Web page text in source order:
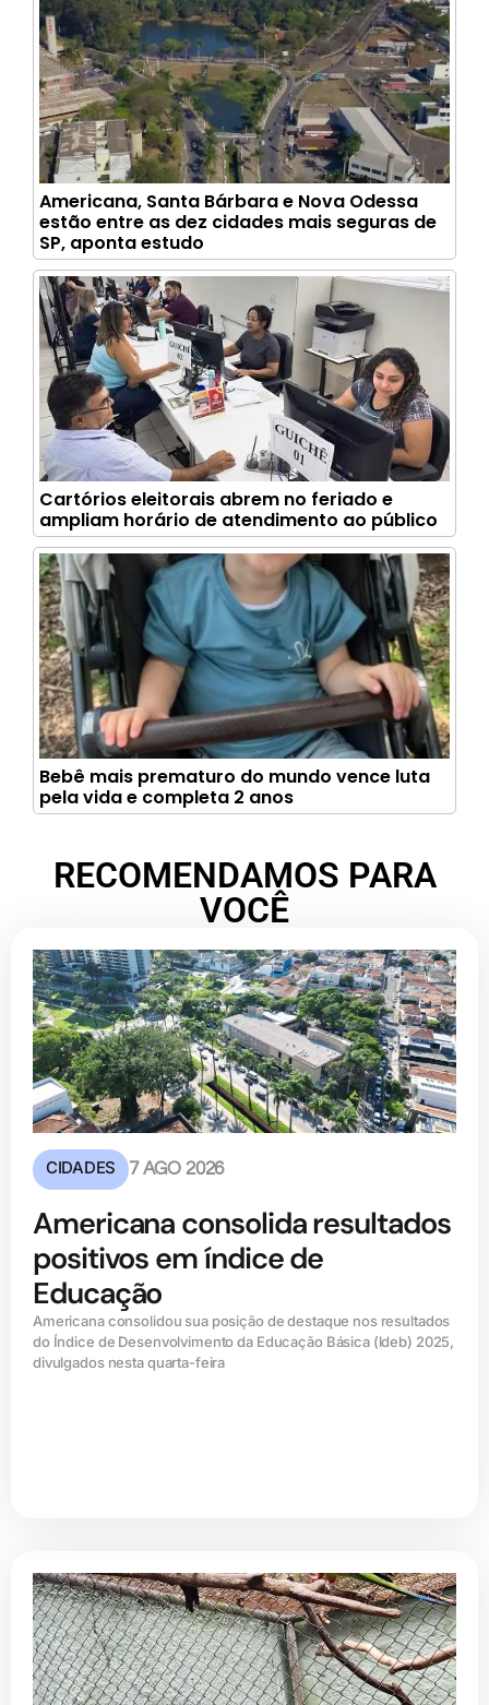
Americana, Santa Bárbara e Nova Odessa
estão entre as dez cidades mais seguras de
SP, aponta estudo
Cartórios eleitorais abrem no feriado e
ampliam horário de atendimento ao público
Bebê mais prematuro do mundo vence luta
pela vida e completa 2 anos
RECOMENDAMOS PARA
VOCÊ
CIDADES 7 AGO 2026
Americana consolida resultados
positivos em índice de
Educação
Americana consolidou sua posição de destaque nos resultados
do Índice de Desenvolvimento da Educação Básica (ldeb) 2025,
divulgados nesta quarta-feira